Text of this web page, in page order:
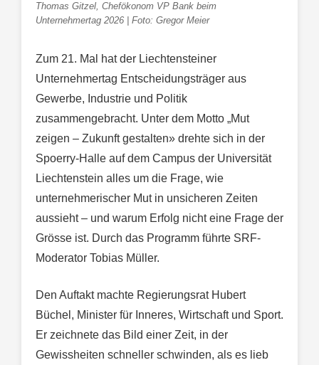
Thomas Gitzel, Chefökonom VP Bank beim
Unternehmertag 2026 | Foto: Gregor Meier
Zum 21. Mal hat der Liechtensteiner
Unternehmertag Entscheidungsträger aus
Gewerbe, Industrie und Politik
zusammengebracht. Unter dem Motto „Mut
zeigen – Zukunft gestalten» drehte sich in der
Spoerry-Halle auf dem Campus der Universität
Liechtenstein alles um die Frage, wie
unternehmerischer Mut in unsicheren Zeiten
aussieht – und warum Erfolg nicht eine Frage der
Grösse ist. Durch das Programm führte SRF-
Moderator Tobias Müller.
Den Auftakt machte Regierungsrat Hubert
Büchel, Minister für Inneres, Wirtschaft und Sport.
Er zeichnete das Bild einer Zeit, in der
Gewissheiten schneller schwinden, als es lieb